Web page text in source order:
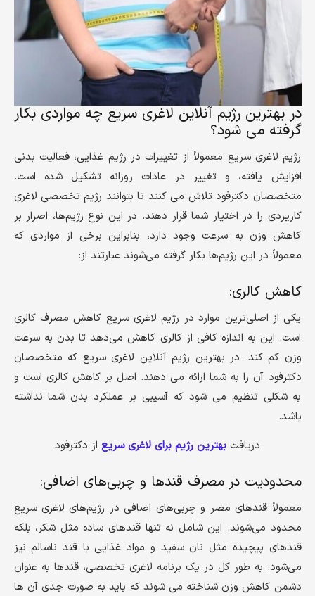
در بهترین رژیم آنلاین لاغری سریع چه مواردی بکار
گرفته می شود؟
رژیم لاغری سریع معمولاً از تغییرات در رژیم غذایی، فعالیت بدنی
افزایش یافته، و تغییر در عادات روزانه تشکیل شده است.
متخصصان دکترفود تلاش می کنند تا بتوانند رژیم تخصصی لاغری
کاریردی را در اختیار شما قرار دهند. در این نوع رژیم‌ها، اصرار بر
کاهش وزن به سرعت وجود دارد، بنابراین برخی از مواردی که
معمولاً در این رژیم‌ها بکار گرفته می‌شوند عبارتند از:
کاهش کالری:
یکی از اصلی‌ترین موارد در رژیم لاغری سریع کاهش مصرف کالری
است. این به اندازه کافی از کالری کاهش می‌دهد تا بدن به سرعت
وزن کم کند. در بهترین رژیم آنلاین لاغری سریع که متخصصان
دکترفود آن را به شما ارائه می دهند. اصل بر کاهش کالری است و
به شکلی تنظیم می شود که آسیبی بر عملکرد بدن شما نداشته
باشد.
دریافت بهترین رژیم برای لاغری سریع از دکترفود
محدودیت در مصرف قندها و چربی‌های اضافی:
معمولاً قندهای مضر و چربی‌های اضافی در رژیم‌های لاغری سریع
محدود می‌شوند. این شامل نه تنها قندهای ساده مثل شکر، بلکه
قندهای پیچیده مثل نان سفید و مواد غذایی با قند ناسالم نیز
می‌شود. به طور کل در یک برنامه لاغری تخصصی، قندها به عنوان
دشمن کاهش وزن شناخته می شوند که باید به صورت جدی آن ها